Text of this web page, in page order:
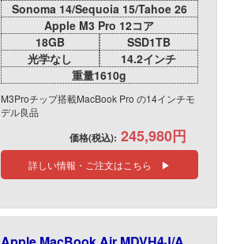
Sonoma 14/Sequoia 15/Tahoe 26
Apple M3 Pro 12コア
18GB
SSD1TB
光学なし
14.2インチ
重量1610g
M3Proチップ搭載MacBook Pro の14インチモ
デル良品
価格(税込): 245,980円
詳しい情報・ご注文はこちら ▶